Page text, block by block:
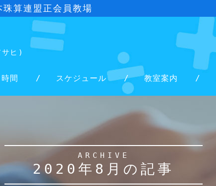
珠算連盟正会員教場
ヒ)
間 スケジュール 教室案内
ARCHIVE
2020年8月の記事